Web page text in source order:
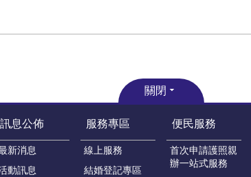
關閉
訊息公佈
新消息
動訊息
服務專區
線上服務
結婚登記專區
便民服務
首次申請護照親
辦一站式服務